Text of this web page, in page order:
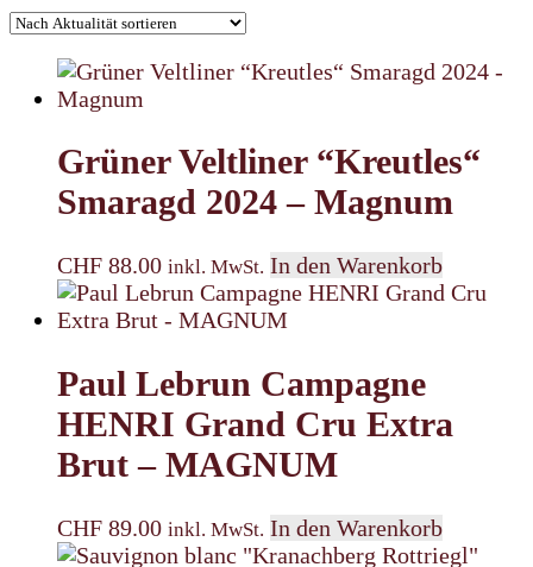
Grüner Veltliner “Kreutles“
Smaragd 2024 – Magnum
CHF 88.00 inkl. MwSt. In den Warenkorb
Paul Lebrun Campagne
HENRI Grand Cru Extra
Brut – MAGNUM
CHF 89.00 inkl. MwSt. In den Warenkorb